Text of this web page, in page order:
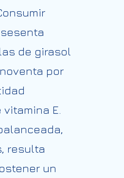
de girasol
por
E.
resulta
un